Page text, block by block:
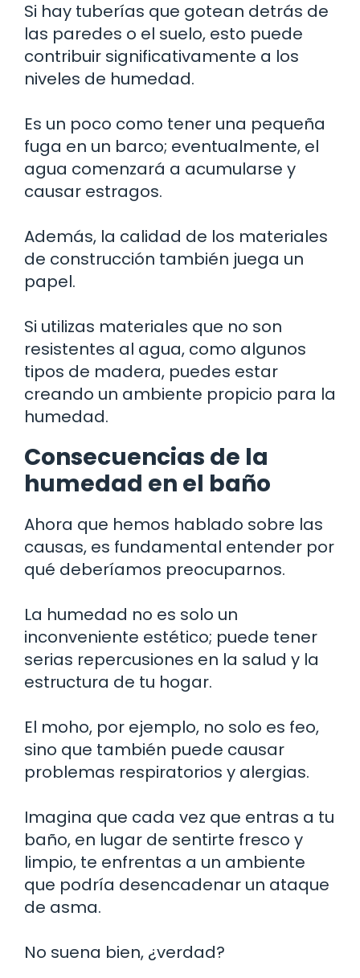
Si hay tuberías que gotean detrás de
las paredes o el suelo, esto puede
contribuir significativamente a los
niveles de humedad.
Es un poco como tener una pequeña
fuga en un barco; eventualmente, el
agua comenzará a acumularse y
causar estragos.
Además, la calidad de los materiales
de construcción también juega un
papel.
Si utilizas materiales que no son
resistentes al agua, como algunos
tipos de madera, puedes estar
creando un ambiente propicio para la
humedad.
Consecuencias de la
humedad en el baño
Ahora que hemos hablado sobre las
causas, es fundamental entender por
qué deberíamos preocuparnos.
La humedad no es solo un
inconveniente estético; puede tener
serias repercusiones en la salud y la
estructura de tu hogar.
El moho, por ejemplo, no solo es feo,
sino que también puede causar
problemas respiratorios y alergias.
Imagina que cada vez que entras a tu
baño, en lugar de sentirte fresco y
limpio, te enfrentas a un ambiente
que podría desencadenar un ataque
de asma.
No suena bien, ¿verdad?